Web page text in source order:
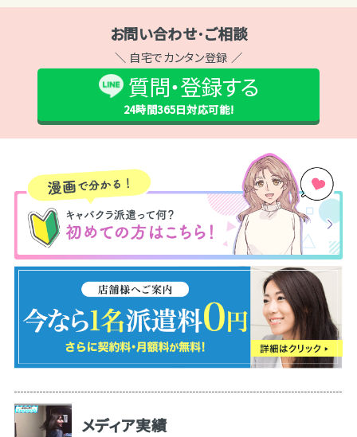
お問い合わせ･ご相談
＼ 自宅でカンタン登録 ／
質問・登録する
24時間365日対応可能!
メディア実績